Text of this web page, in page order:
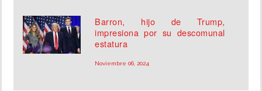
Barron, hijo de Trump,
impresiona por su descomunal
estatura
Noviembre 06, 2024